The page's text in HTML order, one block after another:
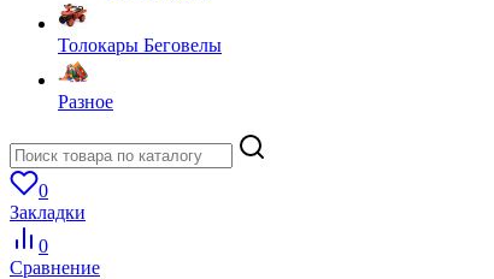
Толокары Беговелы
Разное
0
Закладки
0
Сравнение